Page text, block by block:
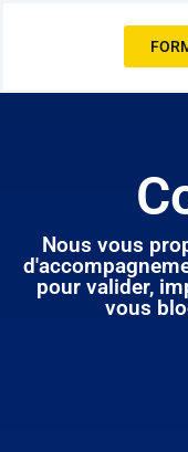
Nous vous
pour valider,
vous